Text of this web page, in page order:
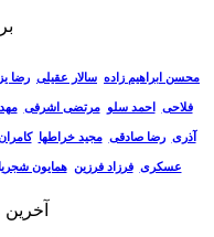
محسن ابراهیم زاده سالار عقیلی رضا
فلاحی احمد سلو مرتضی اشرفی
آذری رضا صادقی مجید خراطها
عسکری فرزاد فرزین همایون